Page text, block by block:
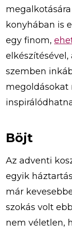
konyhában is
egy finom,
elkészítésével,
szemben
megoldásokat
Böjt
Az adventi
egyik
már
szokás volt
nem véletlen,